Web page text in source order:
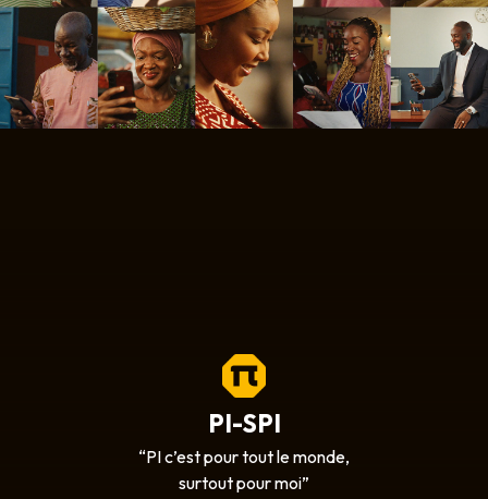
PI-SPI
“PI c’est pour tout le monde,
surtout pour moi”